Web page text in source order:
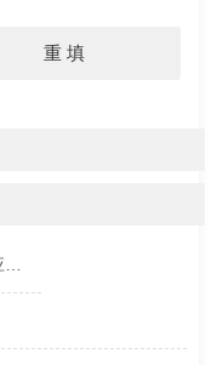
如何利用偏光应力仪检测玻璃瓶的内应力？